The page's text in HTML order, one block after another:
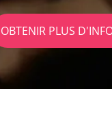
OBTENIR PLUS